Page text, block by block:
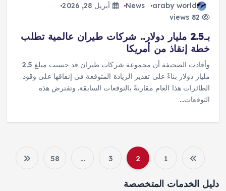
araby world
News
أبريل 28, 2026
82 views
بـ2.5 مليار دولار.. شركات طيران عالمية تطلب
خطة إنقاذ من أمريكا
وأفادت الصحيفة أن مجموعة شركات طيران قد حسبت مبلغ 2.5
مليار دولار بناءً على تقدير الزيادة المتوقعة في إنفاقها على وقود
الطائرات هذا العام مقارنةً بالتوقعات السابقة. وتفترض هذه
التوقعات…
ت
1
2
3
…
58
دليل الخدمات المتخصصة